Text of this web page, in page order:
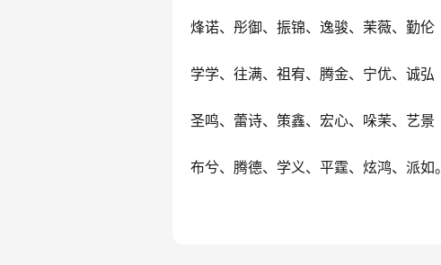
烽诺、彤御、振锦、逸骏、茉薇、勤伦
学学、往满、祖宥、腾金、宁优、诚弘
圣鸣、蕾诗、策鑫、宏心、哚茉、艺景
布兮、腾德、学义、平霆、炫鸿、派如。